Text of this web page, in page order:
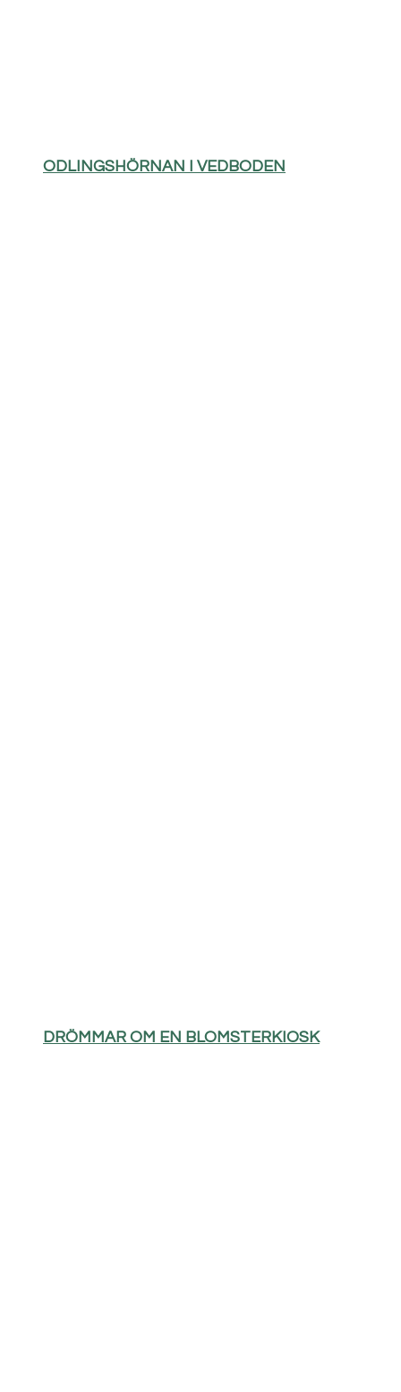
ODLINGSHÖRNAN I VEDBODEN
DRÖMMAR OM EN BLOMSTERKIOSK